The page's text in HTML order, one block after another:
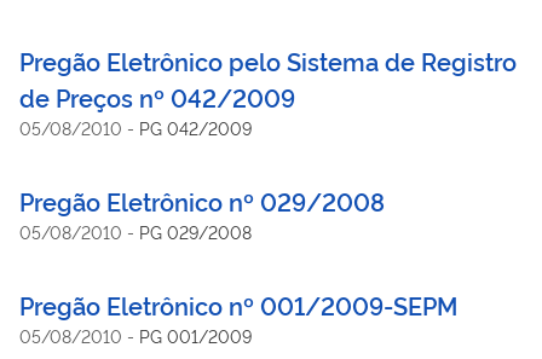
Pregão Eletrônico pelo Sistema de Registro
de Preços nº 042/2009
05/08/2010 - PG 042/2009
Pregão Eletrônico nº 029/2008
05/08/2010 - PG 029/2008
Pregão Eletrônico nº 001/2009-SEPM
05/08/2010 - PG 001/2009